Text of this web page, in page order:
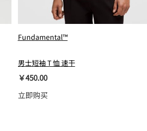
Fundamental™
男士短袖 T 恤 速干
￥450.00
立即购买